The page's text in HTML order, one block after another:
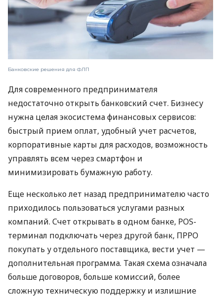
Банковские решения для ФЛП
Для современного предпринимателя
недостаточно открыть банковский счет. Бизнесу
нужна целая экосистема финансовых сервисов:
быстрый прием оплат, удобный учет расчетов,
корпоративные карты для расходов, возможность
управлять всем через смартфон и
минимизировать бумажную работу.
Еще несколько лет назад предпринимателю часто
приходилось пользоваться услугами разных
компаний. Счет открывать в одном банке, POS-
терминал подключать через другой банк, ПРРО
покупать у отдельного поставщика, вести учет —
дополнительная программа. Такая схема означала
больше договоров, больше комиссий, более
сложную техническую поддержку и излишние